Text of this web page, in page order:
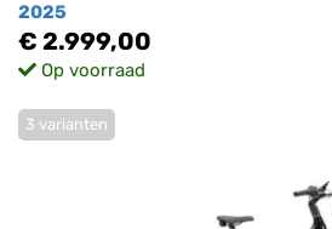
2025
€ 2.999,00
Op voorraad
3 varianten